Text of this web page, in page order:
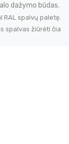
dažymo būdas.
spalvų paletę.
spalvas žiūrėti čia